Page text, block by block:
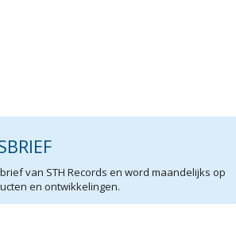
van STH Records en word maandelijks op
en ontwikkelingen.